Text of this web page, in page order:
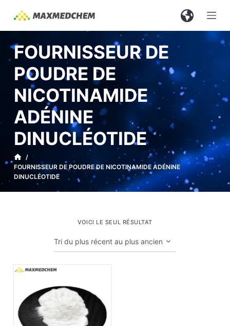
s
o
t
e
FOURNISSEUR DE
POUDRE DE
NICOTINAMIDE
ADÉNINE
DINUCLÉOTIDE
/
FOURNISSEUR DE POUDRE DE NICOTINAMIDE ADÉNINE
DINUCLÉOTIDE
VOICI LE SEUL RÉSULTAT